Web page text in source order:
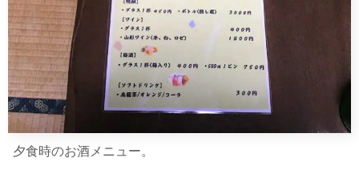
夕食時のお酒メニュー。